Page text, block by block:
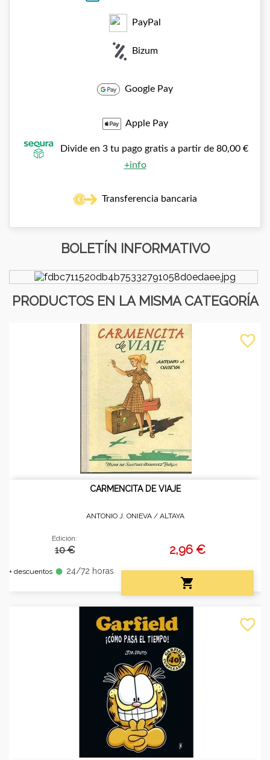
PayPal
Bizum
Google Pay
Apple Pay
Divide en 3 tu pago gratis a partir de 80,00 €
+info
Transferencia bancaria
BOLETÍN INFORMATIVO
PRODUCTOS EN LA MISMA CATEGORÍA
CARMENCITA DE VIAJE
ANTONIO J. ONIEVA / ALTAYA
Edición:
10 €
+ descuentos fiber_manual_record 24/72 horas
2,96 €

favorite_border
favorite_border